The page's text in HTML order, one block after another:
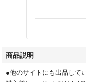
商品説明
●他のサイトにも出品してい